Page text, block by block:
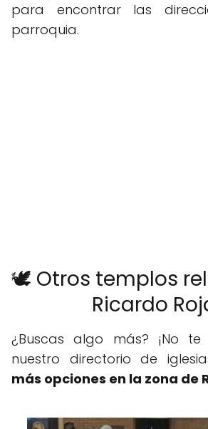
para encontrar las
parroquia.
🕊️ Otros templos
Ricardo
¿Buscas algo más? ¡No te
nuestro directorio de
más opciones en la zona de